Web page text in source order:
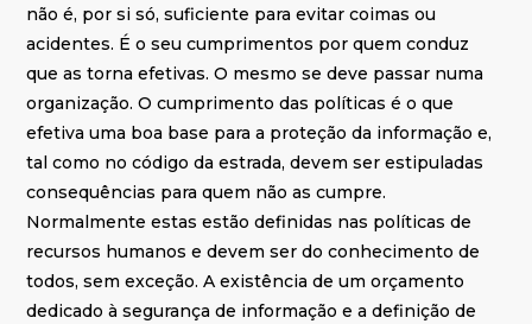
não é, por si só, suficiente para evitar coimas ou
acidentes. É o seu cumprimentos por quem conduz
que as torna efetivas. O mesmo se deve passar numa
organização. O cumprimento das políticas é o que
efetiva uma boa base para a proteção da informação e,
tal como no código da estrada, devem ser estipuladas
consequências para quem não as cumpre.
Normalmente estas estão definidas nas políticas de
recursos humanos e devem ser do conhecimento de
todos, sem exceção. A existência de um orçamento
dedicado à segurança de informação e a definição de